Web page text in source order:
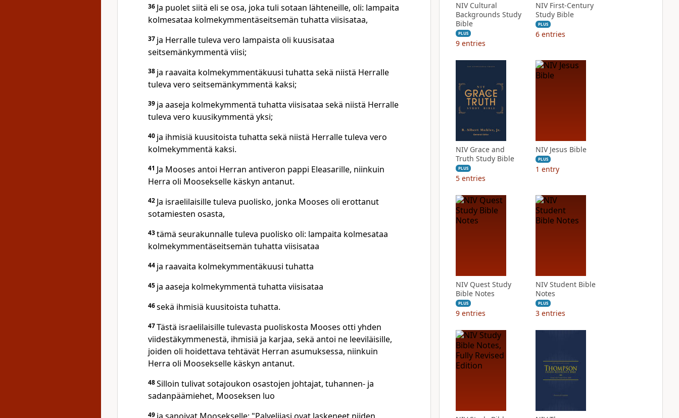
36 Ja puolet siitä eli se osa, joka tuli sotaan lähteneille, oli: lampaita
kolmesataa kolmekymmentäseitsemän tuhatta viisisataa,
37 ja Herralle tuleva vero lampaista oli kuusisataa
seitsemänkymmentä viisi;
38 ja raavaita kolmekymmentäkuusi tuhatta sekä niistä Herralle
tuleva vero seitsemänkymmentä kaksi;
39 ja aaseja kolmekymmentä tuhatta viisisataa sekä niistä Herralle
tuleva vero kuusikymmentä yksi;
40 ja ihmisiä kuusitoista tuhatta sekä niistä Herralle tuleva vero
kolmekymmentä kaksi.
41 Ja Mooses antoi Herran antiveron pappi Eleasarille, niinkuin
Herra oli Moosekselle käskyn antanut.
42 Ja israelilaisille tuleva puolisko, jonka Mooses oli erottanut
sotamiesten osasta,
43tämä seurakunnalle tuleva puolisko oli: lampaita kolmesataa
kolmekymmentäseitsemän tuhatta viisisataa
44 ja raavaita kolmekymmentäkuusi tuhatta
45 ja aaseja kolmekymmentä tuhatta viisisataa
46sekä ihmisiä kuusitoista tuhatta.
47Tästä israelilaisille tulevasta puoliskosta Mooses otti yhden
viidestäkymmenestä, ihmisiä ja karjaa, sekä antoi ne leeviläisille,
joiden oli hoidettava tehtävät Herran asumuksessa, niinkuin
Herra oli Moosekselle käskyn antanut.
48Silloin tulivat sotajoukon osastojen johtajat, tuhannen- ja
sadanpäämiehet, Mooseksen luo
49
NIV Cultural
Backgrounds Study
Bible
PLUS
9 entries
NIV First-Century
Study Bible
PLUS
6 entries
NIV Grace and
Truth Study Bible
PLUS
5 entries
NIV Jesus Bible
PLUS
1 entry
NIV Quest Study
Bible Notes
PLUS
9 entries
NIV Student Bible
Notes
PLUS
3 entries